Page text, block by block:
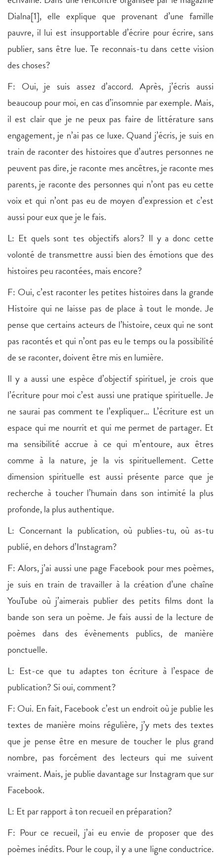
Dialna[1], elle explique que provenant d’une famille
pauvre, il lui est insupportable d’écrire pour écrire, sans
publier, sans être lue. Te reconnais-tu dans cette vision
des choses?
F: Oui, je suis assez d’accord. Après, j’écris aussi
beaucoup pour moi, en cas d’insomnie par exemple. Mais,
il est clair que je ne peux pas faire de littérature sans
engagement, je n’ai pas ce luxe. Quand j’écris, je suis en
train de raconter des histoires que d’autres personnes ne
peuvent pas dire, je raconte mes ancêtres, je raconte mes
parents, je raconte des personnes qui n’ont pas eu cette
voix et qui n’ont pas eu de moyen d’expression et c’est
aussi pour eux que je le fais.
L: Et quels sont tes objectifs alors? Il y a donc cette
volonté de transmettre aussi bien des émotions que des
histoires peu racontées, mais encore?
F: Oui, c’est raconter les petites histoires dans la grande
Histoire qui ne laisse pas de place à tout le monde. Je
pense que certains acteurs de l’histoire, ceux qui ne sont
pas racontés et qui n’ont pas eu le temps ou la possibilité
de se raconter, doivent être mis en lumière.
Il y a aussi une espèce d’objectif spirituel, je crois que
l’écriture pour moi c’est aussi une pratique spirituelle. Je
ne saurai pas comment te l’expliquer… L’écriture est un
espace qui me nourrit et qui me permet de partager. Et
ma sensibilité accrue à ce qui m’entoure, aux êtres
comme à la nature, je la vis spirituellement. Cette
dimension spirituelle est aussi présente parce que je
recherche à toucher l’humain dans son intimité la plus
profonde, la plus authentique.
L: Concernant la publication, où publies-tu, où as-tu
publié, en dehors d’Instagram?
F: Alors, j’ai aussi une page Facebook pour mes poèmes,
je suis en train de travailler à la création d’une chaîne
YouTube où j’aimerais publier des petits films dont la
bande son sera un poème. Je fais aussi de la lecture de
poèmes dans des évènements publics, de manière
ponctuelle.
L: Est-ce que tu adaptes ton écriture à l’espace de
publication? Si oui, comment?
F: Oui. En fait, Facebook c’est un endroit où je publie les
textes de manière moins régulière, j’y mets des textes
que je pense être en mesure de toucher le plus grand
nombre, pas forcément des lecteurs qui me suivent
vraiment. Mais, je publie davantage sur Instagram que sur
Facebook.
L: Et par rapport à ton recueil en préparation?
F: Pour ce recueil, j’ai eu envie de proposer que des
poèmes inédits. Pour le coup, il y a une ligne conductrice.